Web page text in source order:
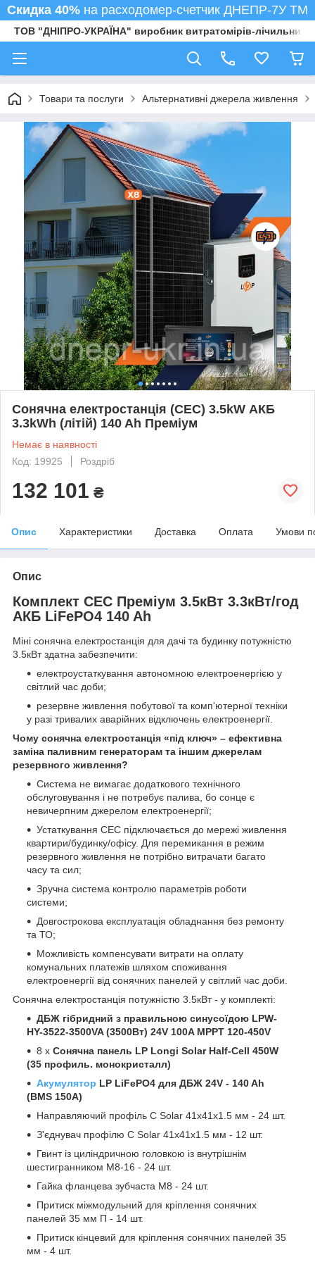
Скидка 40% на расходомер-счетчик ДНЕПР-7У ТМ
ТОВ "ДНІПРО-УКРАЇНА" виробник витратомірів-
Товари та послуги Альтернативні джерела живлення
Сонячна електростанція (СЕС) 3.5kW АКБ
3.3kWh (літій) 140 Ah Преміум
Немає в наявності
Код: 19925
Роздріб
132 101 ₴
Опис Характеристики Доставка Оплата Умови
Опис
Комплект СЕС Преміум 3.5кВт 3.3кВт/год
АКБ LiFePO4 140 Ah
Міні сонячна електростанція для дачі та будинку потужністю
3.5кВт здатна забезпечити:
електроустаткування автономною електроенергією у
світлий час доби;
резервне живлення побутової та комп'ютерної техніки
у разі тривалих аварійних відключень електроенергії.
Чому сонячна електростанція «під ключ» – ефективна
заміна паливним генераторам та іншим джерелам
резервного живлення?
Система не вимагає додаткового технічного
обслуговування і не потребує палива, бо сонце є
невичерпним джерелом електроенергії;
Устаткування СЕС підключається до мережі живлення
квартири/будинку/офісу. Для перемикання в режим
резервного живлення не потрібно витрачати багато
часу та сил;
Зручна система контролю параметрів роботи
системи;
Довгострокова експлуатація обладнання без ремонту
та ТО;
Можливість компенсувати витрати на оплату
комунальних платежів шляхом споживання
електроенергії від сонячних панелей у світлий час доби.
Сонячна електростанція потужністю 3.5кВт - у комплекті:
ДБЖ гібридний з правильною синусоїдою LPW-
HY-3522-3500VA (3500Вт) 24V 100A MPPT 120-450V
8 х Сонячна панель LP Longi Solar Half-Cell 450W
(35 профиль. монокристалл)
Акумулятор LP LiFePO4 для ДБЖ 24V - 140 Ah
(BMS 150A)
Направляючий профіль С Solar 41х41х1.5 мм - 24 шт.
З'єднувач профілю С Solar 41х41х1.5 мм - 12 шт.
Гвинт із циліндричною головкою із внутрішнім
шестигранником M8-16 - 24 шт.
Гайка фланцева зубчаста М8 - 24 шт.
Притиск міжмодульний для кріплення сонячних
панелей 35 мм П - 14 шт.
Притиск кінцевий для кріплення сонячних панелей 35
мм - 4 шт.